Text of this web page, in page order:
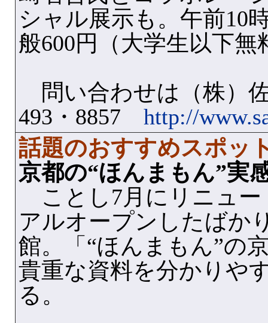
シャル展示も。午前10
般600円（大学生以下無
問い合わせは（株）
493・8857 http://
話題のおすすめスポッ
京都の“ほんまもん”実
ことし7月にリニュー
アルオープンしたばか
館。「“ほんまもん”の
貴重な資料を分かりや
る。